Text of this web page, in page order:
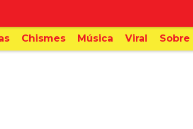
Chismes Música Viral Sobre